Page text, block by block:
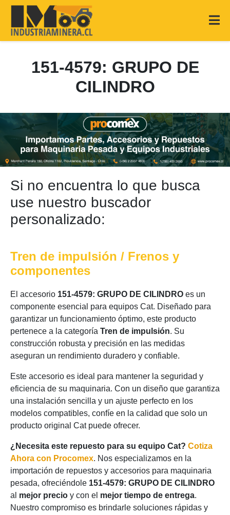
151-4579: GRUPO DE
CILINDRO
Si no encuentra lo que busca
use nuestro buscador
personalizado:
Tren de impulsión / Frenos y
componentes
El accesorio 151-4579: GRUPO DE CILINDRO es un
componente esencial para equipos Cat. Diseñado para
garantizar un funcionamiento óptimo, este producto
pertenece a la categoría Tren de impulsión. Su
construcción robusta y precisión en las medidas
aseguran un rendimiento duradero y confiable.
Este accesorio es ideal para mantener la seguridad y
eficiencia de su maquinaria. Con un diseño que garantiza
una instalación sencilla y un ajuste perfecto en los
modelos compatibles, confíe en la calidad que solo un
producto original Cat puede ofrecer.
¿Necesita este repuesto para su equipo Cat? Cotiza
Ahora con Procomex. Nos especializamos en la
importación de repuestos y accesorios para maquinaria
pesada, ofreciéndole 151-4579: GRUPO DE CILINDRO
al mejor precio y con el mejor tiempo de entrega.
Nuestro compromiso es brindarle soluciones rápidas y